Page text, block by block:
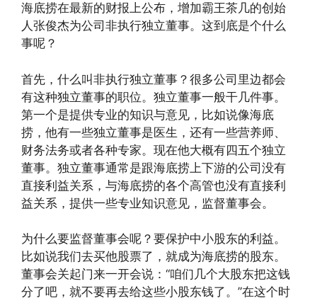
海底捞在最新的财报上公布，增加霸王茶几的创始
人张俊杰为公司非执行独立董事。这到底是个什么
事呢？
首先，什么叫非执行独立董事？很多公司里边都会
有这种独立董事的职位。独立董事一般干几件事。
第一个是提供专业的知识与意见，比如说像海底
捞，他有一些独立董事是医生，还有一些营养师、
财务法务或者各种专家。现在他大概有四五个独立
董事。独立董事通常是跟海底捞上下游的公司没有
直接利益关系，与海底捞的各个高管也没有直接利
益关系，提供一些专业知识意见，监督董事会。
为什么要监督董事会呢？要保护中小股东的利益。
比如说我们去买他股票了，就成为海底捞的股东。
董事会关起门来一开会说：“咱们几个大股东把这钱
分了吧，就不要再去给这些小股东钱了。”在这个时